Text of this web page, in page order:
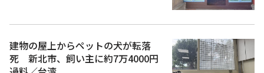
建物の屋上からペットの犬が転落
死 新北市、飼い主に約7万4000円